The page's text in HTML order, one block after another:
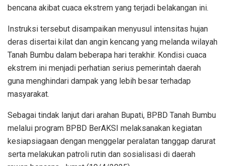
bencana akibat cuaca ekstrem yang terjadi belakangan ini.
Instruksi tersebut disampaikan menyusul intensitas hujan
deras disertai kilat dan angin kencang yang melanda wilayah
Tanah Bumbu dalam beberapa hari terakhir. Kondisi cuaca
ekstrem ini menjadi perhatian serius pemerintah daerah
guna menghindari dampak yang lebih besar terhadap
masyarakat.
Sebagai tindak lanjut dari arahan Bupati, BPBD Tanah Bumbu
melalui program BPBD BerAKSI melaksanakan kegiatan
kesiapsiagaan dengan menggelar peralatan tanggap darurat
serta melakukan patroli rutin dan sosialisasi di daerah